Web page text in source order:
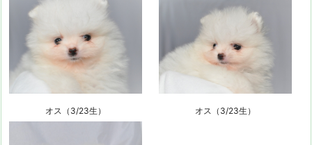
オス（3/23生） オス（3/23生）